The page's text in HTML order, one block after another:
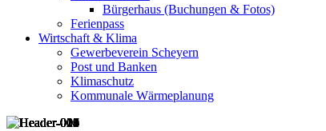
Bürgerhaus (Buchungen & Fotos)
Ferienpass
Wirtschaft & Klima
Gewerbeverein Scheyern
Post und Banken
Klimaschutz
Kommunale Wärmeplanung